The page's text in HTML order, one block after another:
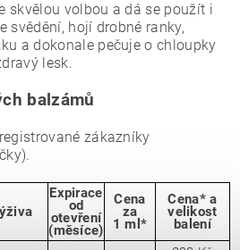
skvělou volbou a dá se použít i
svědění, hojí drobné ranky,
a dokonale pečuje o chloupky
lesk.
balzámů
zákazníky
Expirace
od
otevření
(měsíce)
Cena
za
1 ml*
Cena* a
velikost
balení